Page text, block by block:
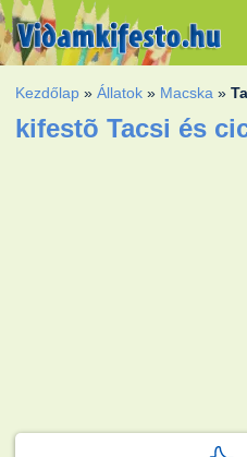
Kezdőlap »Állatok » Macska »
kifestõ Tacsi és